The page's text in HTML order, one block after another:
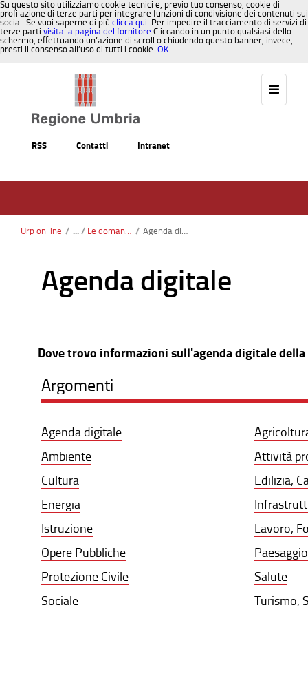
Su questo sito utilizziamo cookie tecnici e, previo tuo consenso, cookie di
profilazione di terze parti per integrare funzioni di condivisione dei contenuti sui
social. Se vuoi saperne di più clicca qui. Per impedire il tracciamento di servizi di
terze parti visita la pagina del fornitore Cliccando in un punto qualsiasi dello
schermo, effettuando un’azione di scroll o chiudendo questo banner, invece,
presti il consenso all’uso di tutti i cookie. OK
RSS Contatti Intranet
Urp on line / Le domande più frequenti / Agenda digitale
Agenda digitale
Dove trovo informazioni sull'agenda digitale della
Argomenti
Agenda digitale
Ambiente
Cultura
Energia
Istruzione
Opere Pubbliche
Protezione Civile
Sociale
Attività
Edilizia,
Lavoro,
Salute
Turismo,